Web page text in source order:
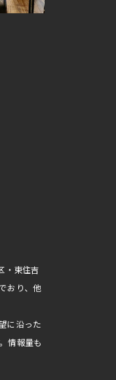
・東住吉
おり、他
に沿った
情報量も